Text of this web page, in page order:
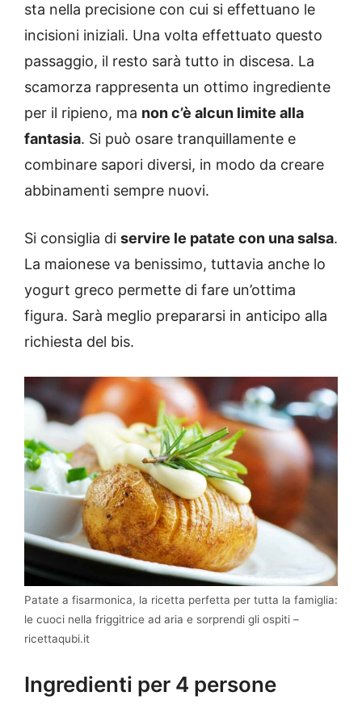
sta nella precisione con cui si effettuano le
incisioni iniziali. Una volta effettuato questo
passaggio, il resto sarà tutto in discesa. La
scamorza rappresenta un ottimo ingrediente
per il ripieno, ma non c’è alcun limite alla
fantasia. Si può osare tranquillamente e
combinare sapori diversi, in modo da creare
abbinamenti sempre nuovi.
Si consiglia di servire le patate con una salsa.
La maionese va benissimo, tuttavia anche lo
yogurt greco permette di fare un’ottima
figura. Sarà meglio prepararsi in anticipo alla
richiesta del bis.
Patate a fisarmonica, la ricetta perfetta per tutta la famiglia:
le cuoci nella friggitrice ad aria e sorprendi gli ospiti –
ricettaqubi.it
Ingredienti per 4 persone